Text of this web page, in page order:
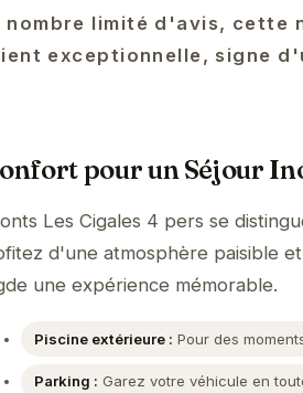
nombre limité d'avis, cette
exceptionnelle, signe
pour un Séjour
Les Cigales 4 pers se
d'une atmosphère paisible
une expérience mémorable.
Piscine extérieure : Pour des
Parking : Garez votre véhicule en